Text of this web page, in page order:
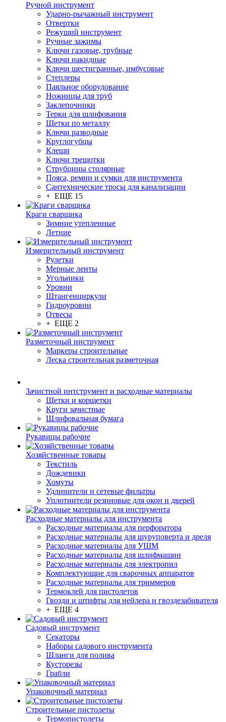
Ручной инструмент
Ударно-рычажный инструмент
Отвертки
Режущий инструмент
Ручные зажимы
Ключи газовые, трубные
Ключи накидные
Ключи шестигранные, имбусовые
Степлеры
Паяльное оборудование
Ножницы для труб
Заклепочники
Терки для шлифования
Щетки по металлу
Ключи разводные
Круглогубцы
Клещи
Ключи трещотки
Струбцины столярные
Пояса, ремни и сумки для инструмента
Сантехнические тросы для канализации
+ ЕЩЕ 15
Краги сварщика
Зимние утепленные
Летние
Измерительный инструмент
Рулетки
Мерные ленты
Угольники
Уровни
Штангенциркули
Гидроуровни
Отвесы
+ ЕЩЕ 2
Разметочный инструмент
Маркеры строительные
Леска строительная разметочная
Зачистной интструмент и расходные материалы
Щетки и корщетки
Круги зачистные
Шлифовальная бумага
Рукавицы рабочие
Хозяйственные товары
Текстиль
Дождевики
Хомуты
Удлинители и сетевые фильтры
Уплотнители резиновые для окон и дверей
Расходные материалы для инструмента
Расходные материалы для перфоратора
Расходные материалы для шуруповерта и дреля
Расходные материалы для УШМ
Расходные материалы для шлифмашин
Расходные материалы для электропил
Комплектующие для сварочных аппаратов
Расходные материалы для триммеров
Термоклей для пистолетов
Гвозди и штифты для нейлера и гвоздезабивателя
+ ЕЩЕ 4
Садовый инструмент
Секаторы
Наборы садового инструмента
Шланги для полива
Кусторезы
Грабли
Упаковочный материал
Строительные пистолеты
Термопистолеты